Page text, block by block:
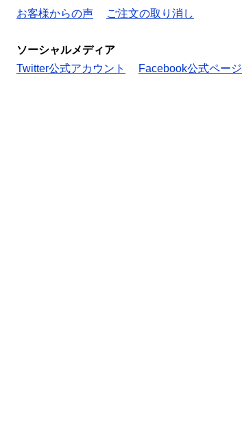
お客様からの声
ご注文の取り消し
ソーシャルメディア
Twitter公式アカウント
Facebook公式ページ